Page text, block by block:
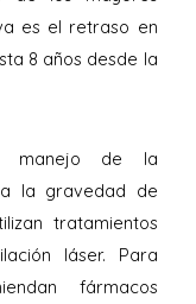
es el retraso en
8 años desde la
manejo de la
la gravedad de
tratamientos
láser. Para
fármacos